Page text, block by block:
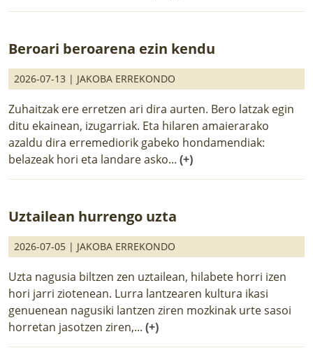
Beroari beroarena ezin kendu
2026-07-13 | JAKOBA ERREKONDO
Zuhaitzak ere erretzen ari dira aurten. Bero latzak egin
ditu ekainean, izugarriak. Eta hilaren amaierarako
azaldu dira erremediorik gabeko hondamendiak:
belazeak hori eta landare asko... (+)
Uztailean hurrengo uzta
2026-07-05 | JAKOBA ERREKONDO
Uzta nagusia biltzen zen uztailean, hilabete horri izen
hori jarri ziotenean. Lurra lantzearen kultura ikasi
genuenean nagusiki lantzen ziren mozkinak urte sasoi
horretan jasotzen ziren,... (+)